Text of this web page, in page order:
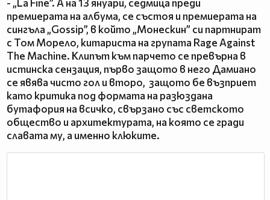
- „La Fine”. А на 13 януари, седмица преди
премиерата на албума, се състоя и премиерата на
сингъла „Gossip”, в който „Монескин” си партнират
с Том Морело, китариста на групата Rage Against
The Machine. Клипът към парчето се превърна в
истинска сензация, първо защото в него Дамиано
се явява чисто гол и второ, защото бе възприет
като критика под формата на разюздана
бутафория на всичко, свързано със светското
общество и архитектурата, на която се гради
славата му, а именно клюките.